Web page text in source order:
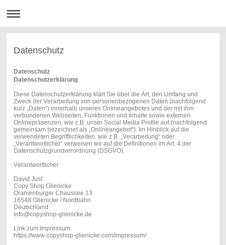
Datenschutz
Datenschutz
Datenschutzerklärung
Diese Datenschutzerklärung klärt Sie über die Art, den Umfang und
Zweck der Verarbeitung von personenbezogenen Daten (nachfolgend
kurz „Daten“) innerhalb unseres Onlineangebotes und der mit ihm
verbundenen Webseiten, Funktionen und Inhalte sowie externen
Onlinepräsenzen, wie z.B. unser Social Media Profile auf (nachfolgend
gemeinsam bezeichnet als „Onlineangebot“). Im Hinblick auf die
verwendeten Begrifflichkeiten, wie z.B. „Verarbeitung“ oder
„Verantwortlicher“ verweisen wir auf die Definitionen im Art. 4 der
Datenschutzgrundverordnung (DSGVO).
Verantwortlicher:
David Just
Copy Shop Glienicke
Oranienburger Chaussee 13
16548 Glienicke / Nordbahn
Deutschland
info@copyshop-glienicke.de
Link zum Impressum:
https://www.copyshop-glienicke.com/impressum/